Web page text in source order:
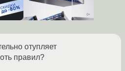
отупляет
правил?